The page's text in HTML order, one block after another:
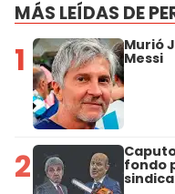
MÁS LEÍDAS DE
1 Murió
Messi
2 fondo